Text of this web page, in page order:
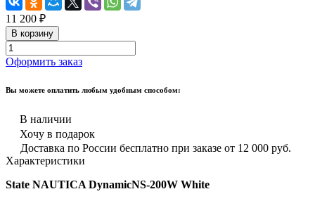
11 200 ₽
В корзину
Оформить заказ
Вы можете оплатить любым удобным способом:
В наличии
Хочу в подарок
Доставка по России бесплатно при заказе от 12 000 руб.
Характеристики
State NAUTICA DynamicNS-200W White